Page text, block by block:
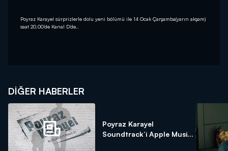
Poyraz Karayel sürprizlerle dolu yeni bölümü ile 14 Ocak Çarşamba(yarın akşam)
saat 20.00’de Kanal D’de..
DIĞER HABERLER
Poyraz Karayel
Soundtrack’i Apple Musi...